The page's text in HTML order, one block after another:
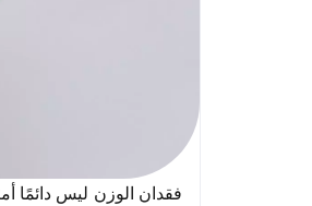
فقدان الوزن ليس دائمًا